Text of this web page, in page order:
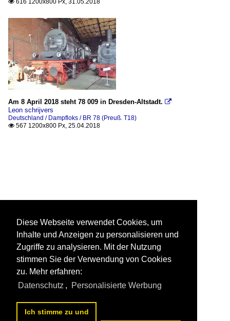
 616 1200x800 Px, 31.05.2018
Am 8 April 2018 steht 78 009 in Dresden-Altstadt. 
Leon schrijvers
Deutschland / Dampfloks / BR 78 (Preuß. T18)
 567 1200x800 Px, 25.04.2018
Diese Webseite verwendet Cookies, um
Inhalte und Anzeigen zu personalisieren und
Zugriffe zu analysieren. Mit der Nutzung
stimmen Sie der Verwendung von Cookies
zu. Mehr erfahren:
Datenschutz , Personalisierte Werbung
Ich stimme zu und